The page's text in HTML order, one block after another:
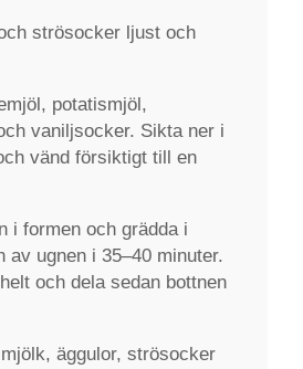
strösocker ljust och
potatismjöl,
vaniljsocker. Sikta ner i
vänd försiktigt till en
i formen och grädda i
av ugnen i 35–40 minuter.
och dela sedan bottnen
äggulor, strösocker